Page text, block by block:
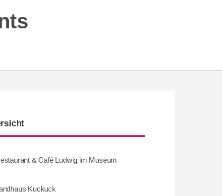
& Café Ludwig im Museum
Kuckuck